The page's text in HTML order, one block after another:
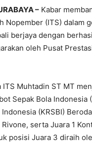
– Kabar
Nopember (ITS) dalam
berjaya dengan
oleh Pusat
Muhtadin ST MT
Sepak Bola
(KRSBI)
serta Juara 1
posisi Juara 3 diraih